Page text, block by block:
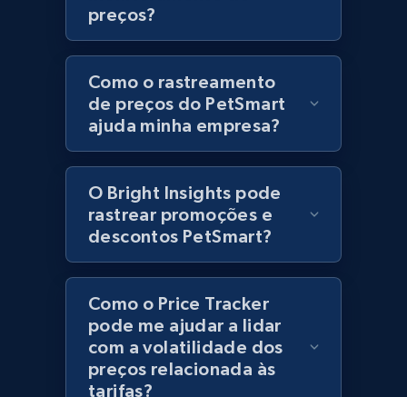
URL, Product id, Title, Product description,
Rating, Reviews count, Initial price, Discount,
and more.
1.3K+ 175+ Comece agora
Zara - Products
Category id, Product id, Product name, Price,
Currency, Colour code, Colour, Description, and
more.
Comece agora
preços?
Como o rastreamento
de preços do PetSmart
ajuda minha empresa?
O Bright Insights pode
rastrear promoções e
descontos PetSmart?
Como o Price Tracker
pode me ajudar a lidar
com a volatilidade dos
preços relacionada às
tarifas?